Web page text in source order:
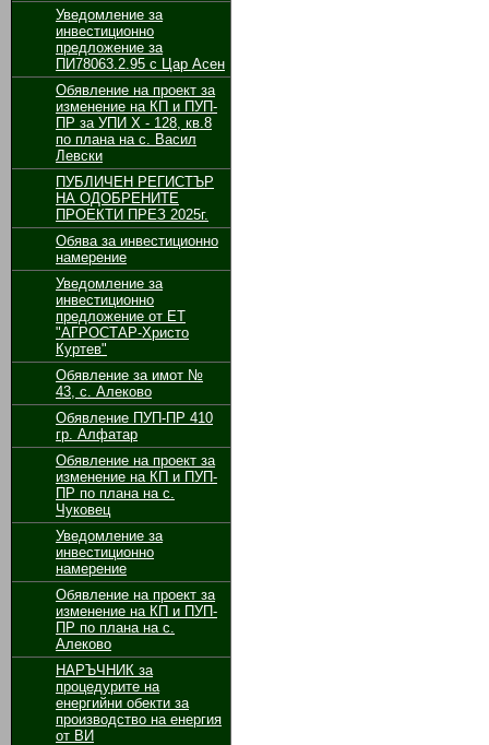
Уведомление за
инвестиционно
предложение за
ПИ78063.2.95 с Цар Асен
Обявление на проект за
изменение на КП и ПУП-
ПР за УПИ Х - 128, кв.8
по плана на с. Васил
Левски
ПУБЛИЧЕН РЕГИСТЪР
НА ОДОБРЕНИТЕ
ПРОЕКТИ ПРЕЗ 2025г.
Обява за инвестиционно
намерение
Уведомление за
инвестиционно
предложение от ЕТ
"АГРОСТАР-Христо
Куртев"
Обявление за имот №
43, с. Алеково
Обявление ПУП-ПР 410
гр. Алфатар
Обявление на проект за
изменение на КП и ПУП-
ПР по плана на с.
Чуковец
Уведомление за
инвестиционно
намерение
Обявление на проект за
изменение на КП и ПУП-
ПР по плана на с.
Алеково
НАРЪЧНИК за
процедурите на
енергийни обекти за
производство на енергия
от ВИ